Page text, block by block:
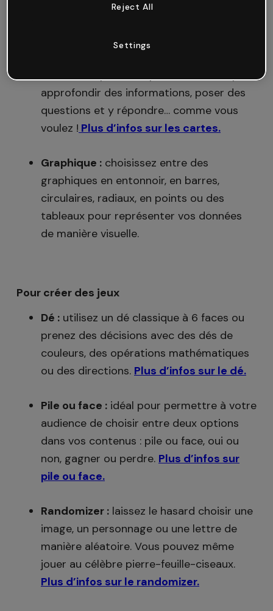
des séquences de cartes qui favorisent
approfondir des informations, poser des
questions et y répondre… comme vous
voulez ! Plus d’infos sur les cartes.
Graphique : choisissez entre des
graphiques en entonnoir, en barres,
circulaires, radiaux, en points ou des
tableaux pour représenter vos données
de manière visuelle.
Pour créer des jeux
Dé : utilisez un dé classique à 6 faces ou
prenez des décisions avec des dés de
couleurs, des opérations mathématiques
ou des directions. Plus d’infos sur le dé.
Pile ou face : idéal pour permettre à votre
audience de choisir entre deux options
dans vos contenus : pile ou face, oui ou
non, gagner ou perdre. Plus d’infos sur
pile ou face.
Randomizer : laissez le hasard choisir une
image, un personnage ou une lettre de
manière aléatoire. Vous pouvez même
jouer au célèbre pierre-feuille-ciseaux.
Plus d’infos sur le randomizer.
Reject All
Settings